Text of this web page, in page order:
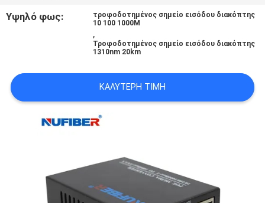
ΑΠΌΣΠΑΣΜΑ
ΠΟΛΙΤΙΚΉ
ΑΠΟΡΡΉΤΟΥ
Υψηλό φως:
τροφοδοτημένος σημείο εισόδου διακόπτης
10 100 1000M
,
Τροφοδοτημένος σημείο εισόδου διακόπτης
1310nm 20km
ΚΑΛΎΤΕΡΗ ΤΙΜΉ